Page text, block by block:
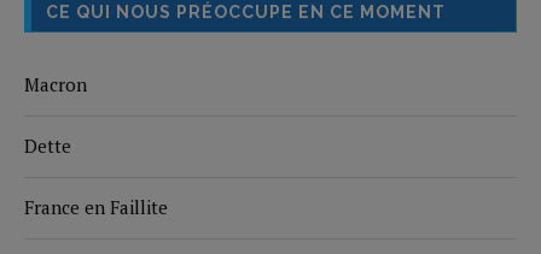
CE QUI NOUS PRÉOCCUPE EN CE MOMENT
Macron
Dette
France en Faillite